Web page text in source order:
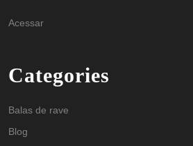
Acessar
Categories
Balas de rave
Blog